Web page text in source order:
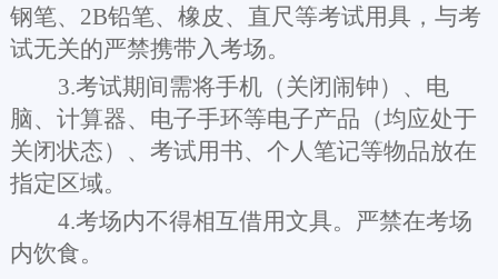
钢笔、2B铅笔、橡皮、直尺等考试用具，与考
试无关的严禁携带入考场。
3.考试期间需将手机（关闭闹钟）、电
脑、计算器、电子手环等电子产品（均应处于
关闭状态）、考试用书、个人笔记等物品放在
指定区域。
4.考场内不得相互借用文具。严禁在考场
内饮食。